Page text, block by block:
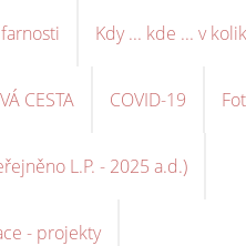
Kdy ... kde ... v
CESTA COVID-19
L.P. - 2025 a.d.)
- projekty